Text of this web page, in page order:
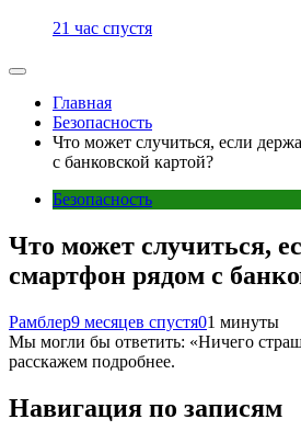
21 час спустя
Главная
Безопасность
Что может случиться, если
с банковской картой?
Безопасность
Что может случиться,
смартфон рядом с
Рамблер9 месяцев спустя01 минуты
Мы могли бы ответить: «Ничего
расскажем подробнее.
Навигация по записям